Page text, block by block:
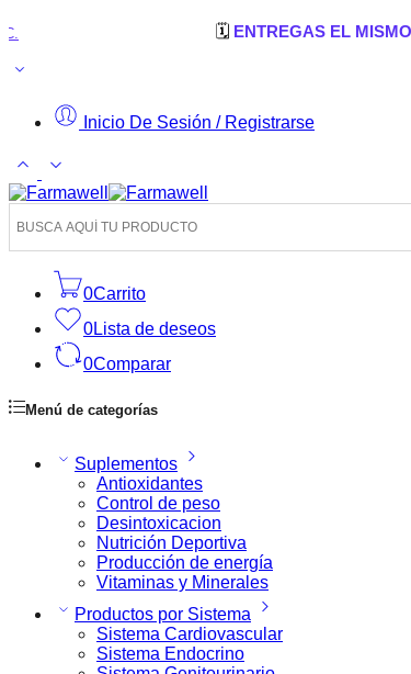
ENTREGAS EL MISMO DÍA:en
Inicio De Sesión / Registrarse
0Carrito
0Lista de deseos
0Comparar
Menú de categorías
Suplementos
Antioxidantes
Control de peso
Desintoxicacion
Nutrición Deportiva
Producción de energía
Vitaminas y Minerales
Productos por Sistema
Sistema Cardiovascular
Sistema Endocrino